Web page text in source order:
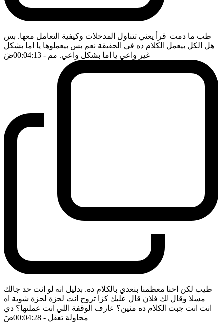
طب ما دمت اقرأ يعني تتناول المدخلات وكيفية التعامل معها. بس
هل الكل بيعمل الكلام ده في الحقيقة نعم بس بيعملوها يا اما بشكل
غير واعي يا اما بشكل واعي. مم - 00:04:13 ضَ
طيب لكن احنا معظمنا بنعدي بالكلام ده. بدليل انه لو انت حد جالك
مسلا وقال لك فلان قال عليك كزا تروح انت لحزة لحزة شوية اه
انت انت جبت الكلام ده منين؟ عارف الوقفة اللي انت عملتها؟ دي
محاولة تعقل - 00:04:28 ضَ